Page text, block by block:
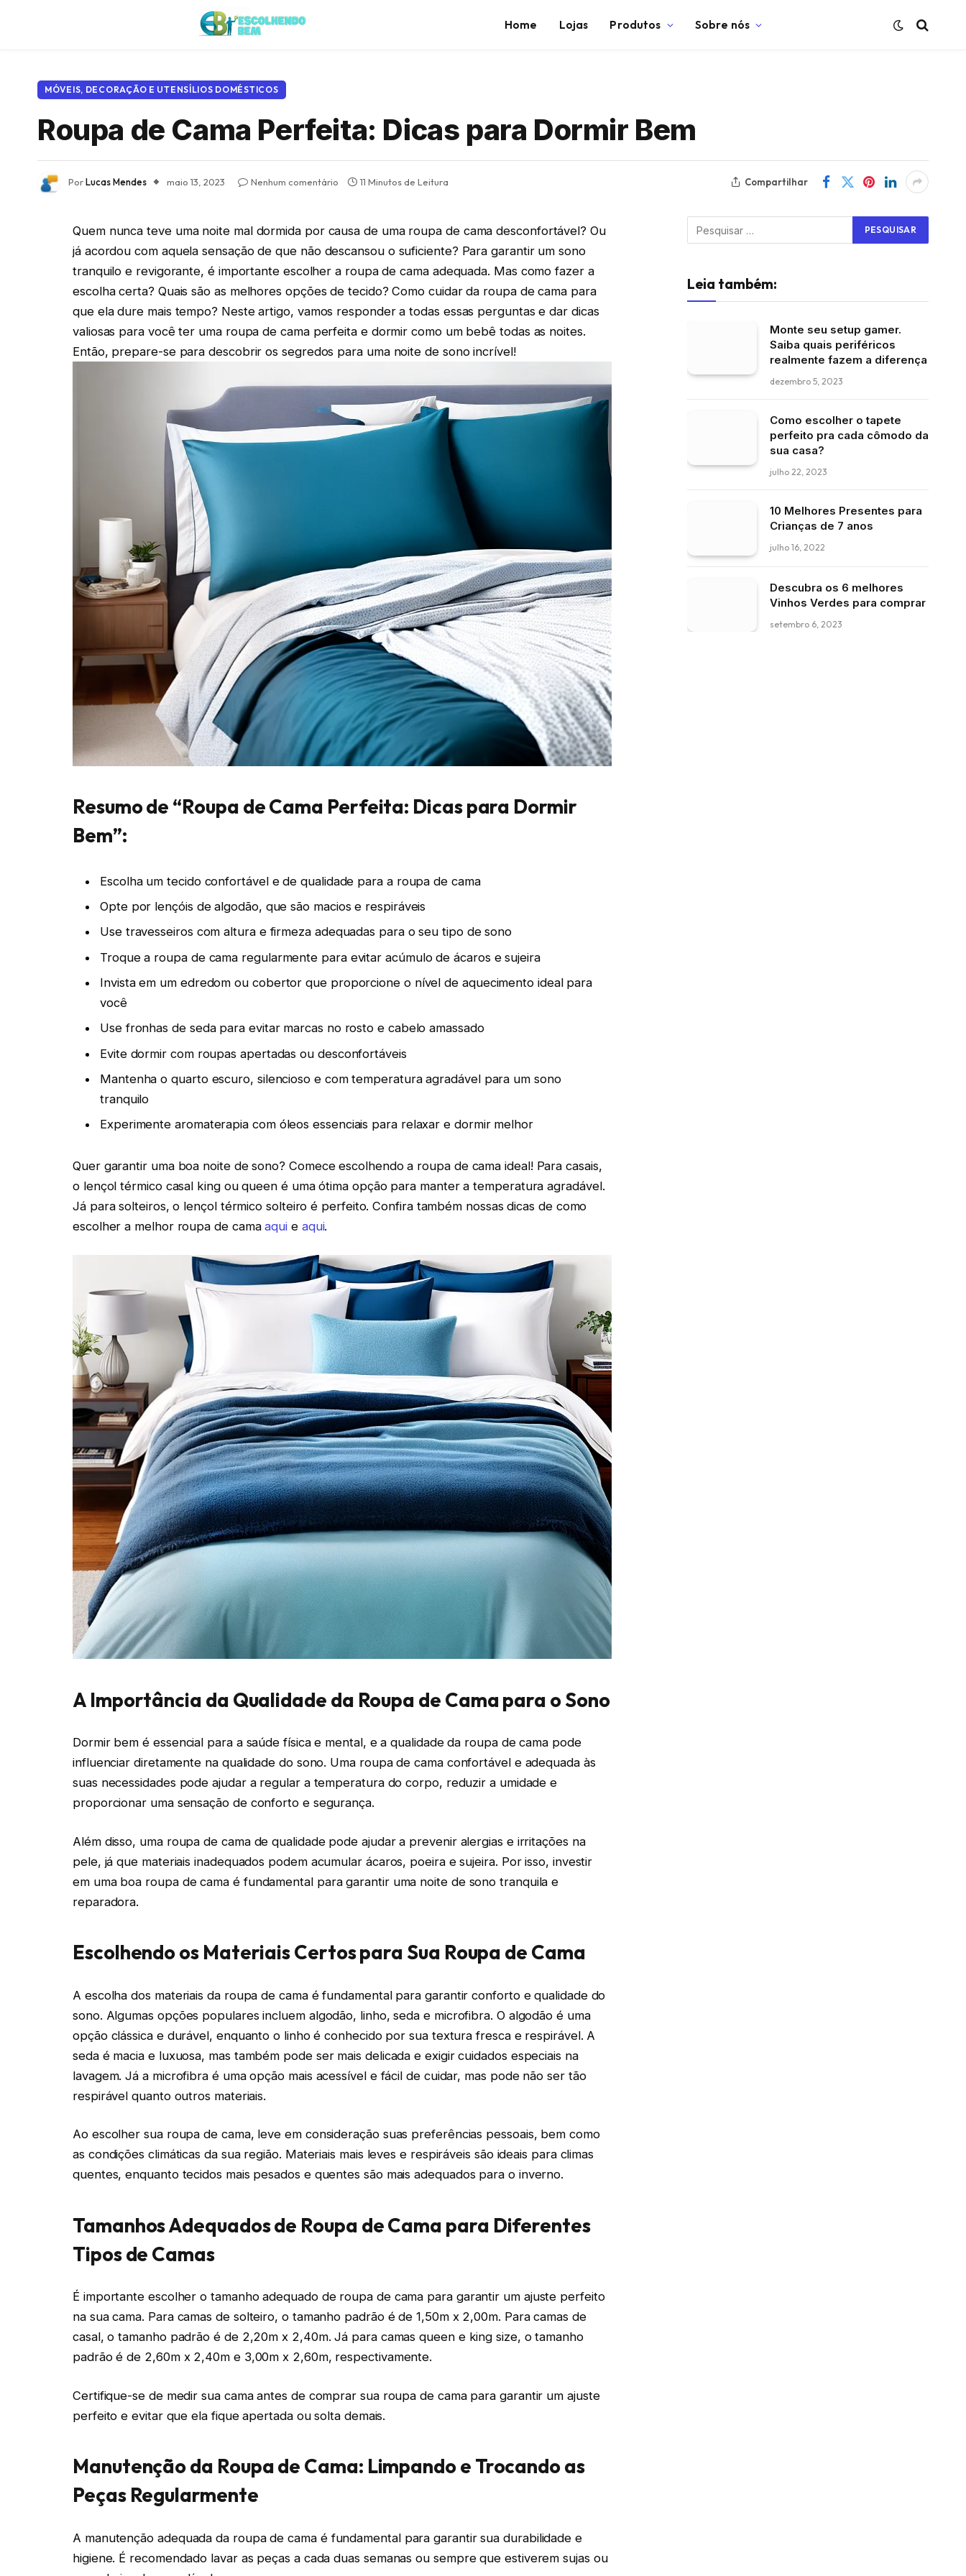
Home Lojas Produtos Sobre nós
MÓVEIS, DECORAÇÃO E UTENSÍLIOS DOMÉSTICOS
Roupa de Cama Perfeita: Dicas para Dormir Bem
PorLucas Mendes maio 13, 2023 Nenhum comentário 11 Minutos de Leitura Compartilhar
Quem nunca teve uma noite mal dormida por causa de uma roupa de cama desconfortável? Ou
já acordou com aquela sensação de que não descansou o suficiente? Para garantir um sono
tranquilo e revigorante, é importante escolher a roupa de cama adequada. Mas como fazer a
escolha certa? Quais são as melhores opções de tecido? Como cuidar da roupa de cama para
que ela dure mais tempo? Neste artigo, vamos responder a todas essas perguntas e dar dicas
valiosas para você ter uma roupa de cama perfeita e dormir como um bebê todas as noites.
Então, prepare-se para descobrir os segredos para uma noite de sono incrível!
Resumo de “Roupa de Cama Perfeita: Dicas para Dormir
Bem”:
Escolha um tecido confortável e de qualidade para a roupa de cama
Opte por lençóis de algodão, que são macios e respiráveis
Use travesseiros com altura e firmeza adequadas para o seu tipo de sono
Troque a roupa de cama regularmente para evitar acúmulo de ácaros e sujeira
Invista em um edredom ou cobertor que proporcione o nível de aquecimento ideal para
você
Use fronhas de seda para evitar marcas no rosto e cabelo amassado
Evite dormir com roupas apertadas ou desconfortáveis
Mantenha o quarto escuro, silencioso e com temperatura agradável para um sono
tranquilo
Experimente aromaterapia com óleos essenciais para relaxar e dormir melhor
Quer garantir uma boa noite de sono? Comece escolhendo a roupa de cama ideal! Para casais,
o lençol térmico casal king ou queen é uma ótima opção para manter a temperatura agradável.
Já para solteiros, o lençol térmico solteiro é perfeito. Confira também nossas dicas de como
escolher a melhor roupa de camaaqui e aqui.
A Importância da Qualidade da Roupa de Cama para o Sono
Dormir bem é essencial para a saúde física e mental, e a qualidade da roupa de cama pode
influenciar diretamente na qualidade do sono. Uma roupa de cama confortável e adequada às
suas necessidades pode ajudar a regular a temperatura do corpo, reduzir a umidade e
proporcionar uma sensação de conforto e segurança.
Além disso, uma roupa de cama de qualidade pode ajudar a prevenir alergias e irritações na
pele, já que materiais inadequados podem acumular ácaros, poeira e sujeira. Por isso, investir
em uma boa roupa de cama é fundamental para garantir uma noite de sono tranquila e
reparadora.
Escolhendo os Materiais Certos para Sua Roupa de Cama
A escolha dos materiais da roupa de cama é fundamental para garantir conforto e qualidade do
sono. Algumas opções populares incluem algodão, linho, seda e microfibra. O algodão é uma
opção clássica e durável, enquanto o linho é conhecido por sua textura fresca e respirável. A
seda é macia e luxuosa, mas também pode ser mais delicada e exigir cuidados especiais na
lavagem. Já a microfibra é uma opção mais acessível e fácil de cuidar, mas pode não ser tão
respirável quanto outros materiais.
Ao escolher sua roupa de cama, leve em consideração suas preferências pessoais, bem como
as condições climáticas da sua região. Materiais mais leves e respiráveis são ideais para climas
quentes, enquanto tecidos mais pesados e quentes são mais adequados para o inverno.
Tamanhos Adequados de Roupa de Cama para Diferentes
Tipos de Camas
É importante escolher o tamanho adequado de roupa de cama para garantir um ajuste perfeito
na sua cama. Para camas de solteiro, o tamanho padrão é de 1,50m x 2,00m. Para camas de
casal, o tamanho padrão é de 2,20m x 2,40m. Já para camas queen e king size, o tamanho
padrão é de 2,60m x 2,40m e 3,00m x 2,60m, respectivamente.
Certifique-se de medir sua cama antes de comprar sua roupa de cama para garantir um ajuste
perfeito e evitar que ela fique apertada ou solta demais.
Manutenção da Roupa de Cama: Limpando e Trocando as
Peças Regularmente
A manutenção adequada da roupa de cama é fundamental para garantir sua durabilidade e
higiene. É recomendado lavar as peças a cada duas semanas ou sempre que estiverem sujas ou
Leia também:
Monte seu setup gamer.
Saiba quais periféricos
realmente fazem a diferença
dezembro 5, 2023
Como escolher o tapete
perfeito pra cada cômodo da
sua casa?
julho 22, 2023
10 Melhores Presentes para
Crianças de 7 anos
julho 16, 2022
Descubra os 6 melhores
Vinhos Verdes para comprar
setembro 6, 2023